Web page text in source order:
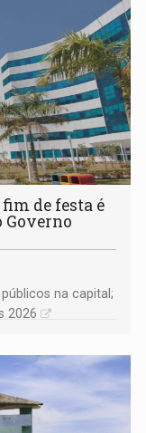
de festa é
Governo
na capital;
2026